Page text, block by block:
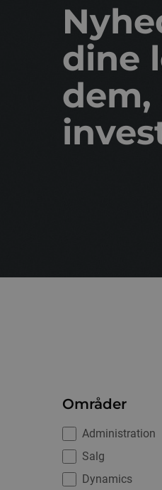
dine
dem,
Områder
Administration
Salg
Dynamics